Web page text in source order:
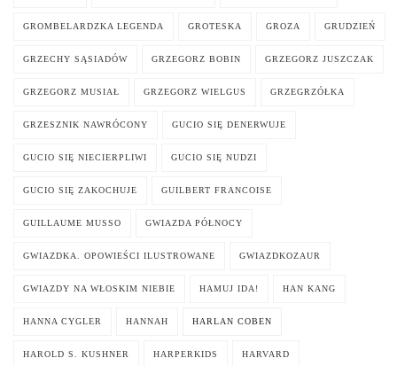
GROMBELARDZKA LEGENDA GROTESKA GROZA GRUDZIEŃ
GRZECHY SĄSIADÓW GRZEGORZ BOBIN GRZEGORZ JUSZCZAK
GRZEGORZ MUSIAŁ GRZEGORZ WIELGUS GRZEGRZÓŁKA
GRZESZNIK NAWRÓCONY GUCIO SIĘ DENERWUJE
GUCIO SIĘ NIECIERPLIWI GUCIO SIĘ NUDZI
GUCIO SIĘ ZAKOCHUJE GUILBERT FRANCOISE
GUILLAUME MUSSO GWIAZDA PÓŁNOCY
GWIAZDKA. OPOWIEŚCI ILUSTROWANE GWIAZDKOZAUR
GWIAZDY NA WŁOSKIM NIEBIE HAMUJ IDA! HAN KANG
HANNA CYGLER HANNAH HARLAN COBEN
HAROLD S. KUSHNER HARPERKIDS HARVARD